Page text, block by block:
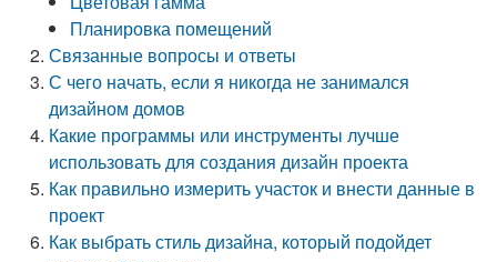
Планировка помещений
Связанные вопросы и ответы
С чего начать, если я никогда не занимался
дизайном домов
Какие программы или инструменты лучше
использовать для создания дизайн проекта
Как правильно измерить участок и внести данные в
проект
Как выбрать стиль дизайна, который подойдет